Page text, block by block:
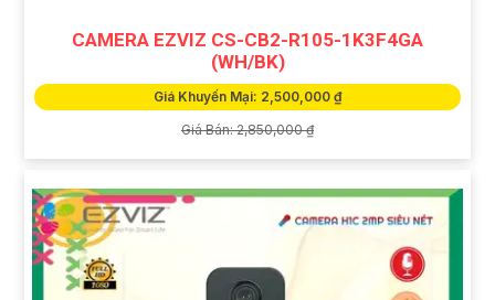
CAMERA EZVIZ CS-CB2-R105-1K3F4GA
(WH/BK)
Giá Khuyến Mại: 2,500,000 ₫
Giá Bán: 2,850,000 ₫